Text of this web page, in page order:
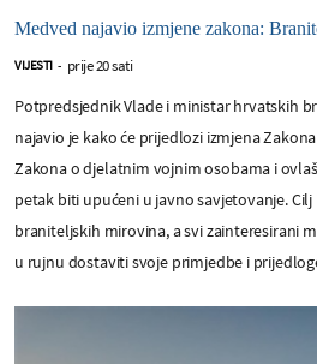
Medved najavio izmjene zakona:
VIJESTI - prije 20 sati
Potpredsjednik Vlade i ministar hrvatskih
najavio je kako će prijedlozi izmjena
Zakona o djelatnim vojnim osobama i
petak biti upućeni u javno savjetovanje.
braniteljskih mirovina, a svi zainteresirani
u rujnu dostaviti svoje primjedbe i